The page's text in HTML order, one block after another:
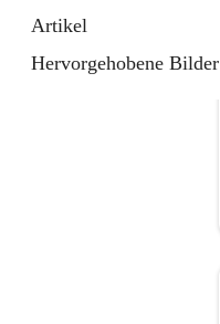
Artikel
Hervorgehobene Bilder